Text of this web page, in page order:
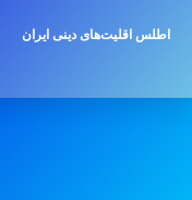
اطلس اقلیت‌های دینی ایران